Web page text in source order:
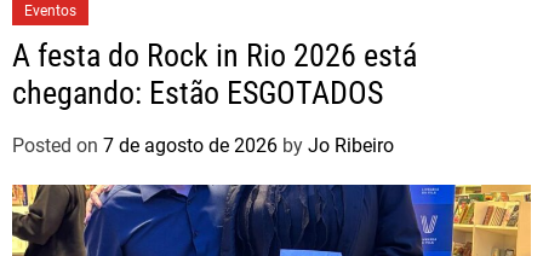
Eventos
A festa do Rock in Rio 2026 está
chegando: Estão ESGOTADOS
Posted on 7 de agosto de 2026 by Jo Ribeiro